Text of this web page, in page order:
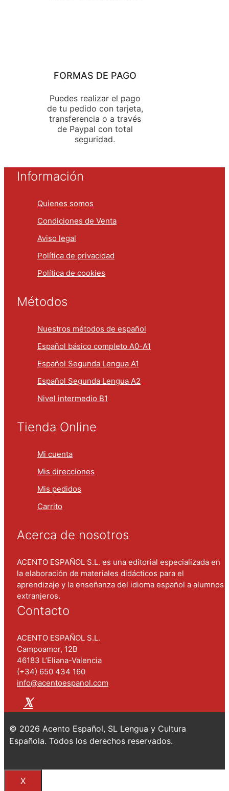
FORMAS DE PAGO
Puedes realizar el pago
de tu pedido con tarjeta,
transferencia o a través
de Paypal con total
seguridad.
Información
Quienes somos
Condiciones de Venta
Aviso legal
Política de privacidad
Política de cookies
Métodos
Nuestros métodos de español
Español básico completo A0-A1
Español Segunda Lengua A1
Español Segunda Lengua A2
Nivel intermedio B1
Tienda Online
Mi cuenta
Mis direcciones
Mis pedidos
Carrito
Acerca de nosotros
ACENTO ESPAÑOL S.L. es una editorial especializada en
la elaboración de materiales didácticos para el
aprendizaje y la enseñanza del idioma español a alumnos
extranjeros.
Contacto
ACENTO ESPAÑOL S.L.
Campoamor, 12B
46183 L’Eliana-Valencia
(+34) 650 434 160
info@acentoespanol.com
© 2026 Acento Español, SL Lengua y Cultura
Española. Todos los derechos reservados.
X